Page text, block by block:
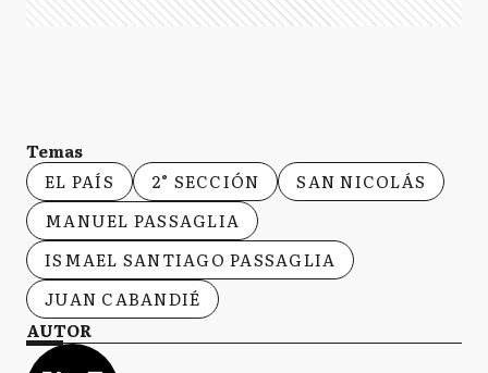
Temas
EL PAÍS
2° SECCIÓN
SAN NICOLÁS
MANUEL PASSAGLIA
ISMAEL SANTIAGO PASSAGLIA
JUAN CABANDIÉ
AUTOR